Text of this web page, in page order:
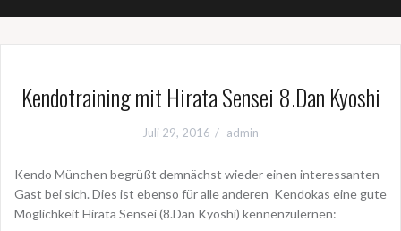
Kendotraining mit Hirata Sensei 8.Dan Kyoshi
Juli 29, 2016 admin
Kendo München begrüßt demnächst wieder einen interessanten
Gast bei sich. Dies ist ebenso für alle anderen Kendokas eine gute
Möglichkeit Hirata Sensei (8.Dan Kyoshi) kennenzulernen: